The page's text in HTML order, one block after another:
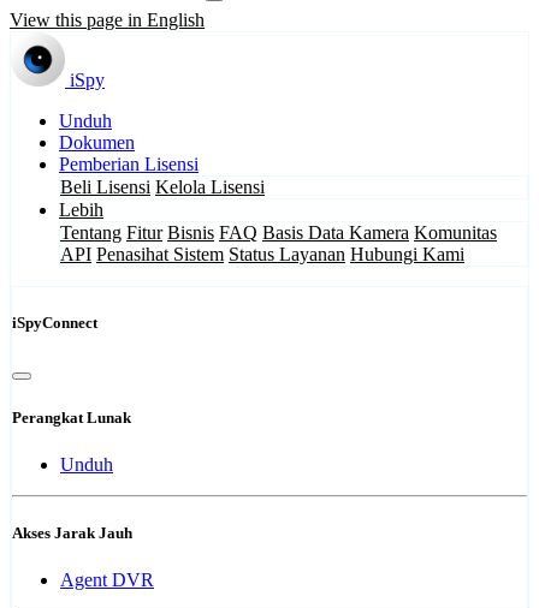
View this page in English
iSpy
Unduh
Dokumen
Pemberian Lisensi
Beli Lisensi Kelola Lisensi
Lebih
Tentang Fitur Bisnis FAQ Basis Data Kamera Komunitas
API Penasihat Sistem Status Layanan Hubungi Kami
iSpyConnect
Perangkat Lunak
Unduh
Akses Jarak Jauh
Agent DVR